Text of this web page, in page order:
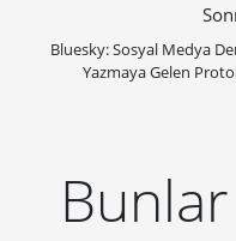
Bluesky: Sosyal Medya
Yazmaya Gelen